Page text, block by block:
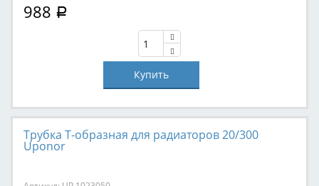
988 Р
Трубка T-образная для радиаторов 20/300
Uponor